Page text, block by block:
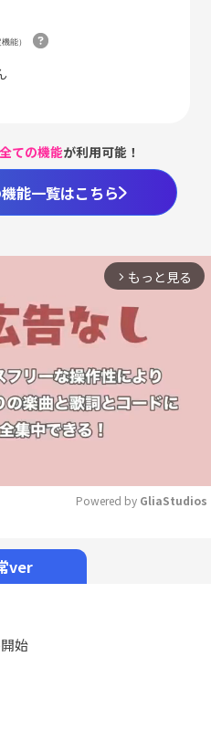
能）
全ての機能が利用可能！
能一覧はこちら
arrow_forward_ios もっと見る
Powered by GliaStudios
ver
始